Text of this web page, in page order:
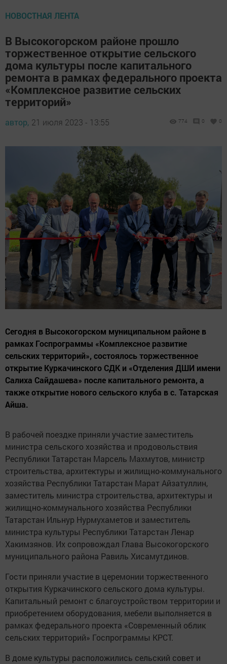
НОВОСТНАЯ ЛЕНТА
В Высокогорском районе прошло
торжественное открытие сельского
дома культуры после капитального
ремонта в рамках федерального проекта
«Комплексное развитие сельских
территорий»
автор, 21 июля 2023 - 13:55 774 0 0
Сегодня в Высокогорском муниципальном районе в
рамках Госпрограммы «Комплексное развитие
сельских территорий», состоялось торжественное
открытие Куркачинского СДК и «Отделения ДШИ имени
Салиха Сайдашева» после капитального ремонта, а
также открытие нового сельского клуба в с. Татарская
Айша.
В рабочей поездке приняли участие заместитель
министра сельского хозяйства и продовольствия
Республики Татарстан Марсель Махмутов, министр
строительства, архитектуры и жилищно-коммунального
хозяйства Республики Татарстан Марат Айзатуллин,
заместитель министра строительства, архитектуры и
жилищно-коммунального хозяйства Республики
Татарстан Ильнур Нурмухаметов и заместитель
министра культуры Республики Татарстан Ленар
Хакимзянов. Их сопровождал Глава Высокогорского
муниципального района Равиль Хисамутдинов.
Гости приняли участие в церемонии торжественного
открытия Куркачинского сельского дома культуры.
Капитальный ремонт с благоустройством территории и
приобретением оборудования, мебели выполняется в
рамках федерального проекта «Современный облик
сельских территорий» Госпрограммы КРСТ.
В доме культуры расположились сельский совет и